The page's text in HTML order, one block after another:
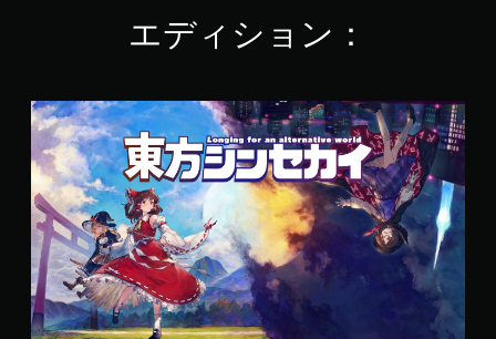
エディション：
東
方
シ
ン
セ
カ
イ
P
S
4
&
P